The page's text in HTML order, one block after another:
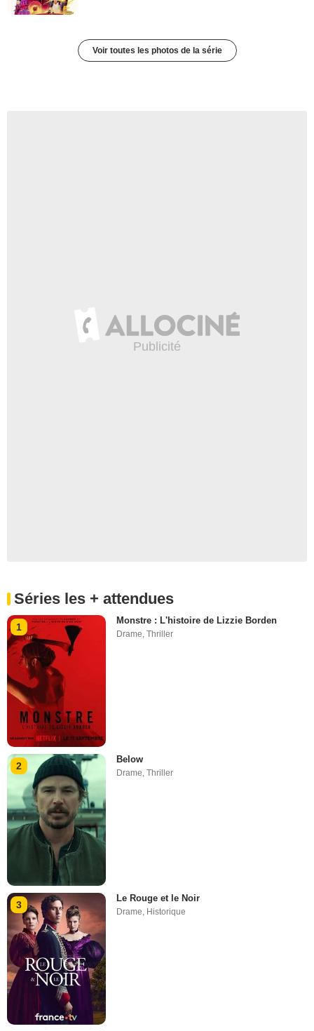
Voir toutes les photos de la série
Séries les + attendues
1
Monstre : L'histoire de Lizzie Borden
Drame ,Thriller
2
Below
Drame,Thriller
3
Le Rouge et le Noir
Drame, Historique